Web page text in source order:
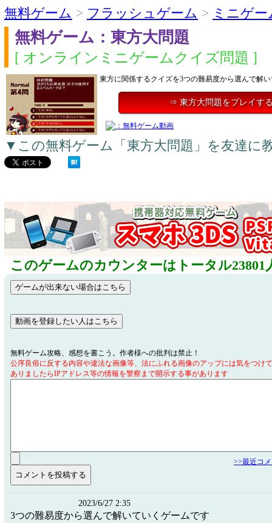
無料ゲーム > フラッシュゲーム > ミニゲー
無料ゲーム：東方大問題
[ オンラインミニゲームクイズ問題 ]
東方に関係するクイズを3つの難易度から選んで解
⇒ 東方大問題をプレイす
▼この無料ゲーム「東方大問題」を友達に
このゲームのカウンターはトータル23801
無料ゲーム攻略、感想を書こう。作者様への批判は禁止！
公序良俗に反する内容や違法な画像等、法にふれる画像のアップには気をつけ
ありましたらIPアドレス等の情報を警察まで開示する事があります
>>最近コ
2023/6/27 2:35
3つの難易度から選んで解いていくゲームです